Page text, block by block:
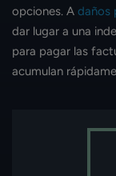
opciones. A daños
dar lugar a una
para pagar las
acumulan